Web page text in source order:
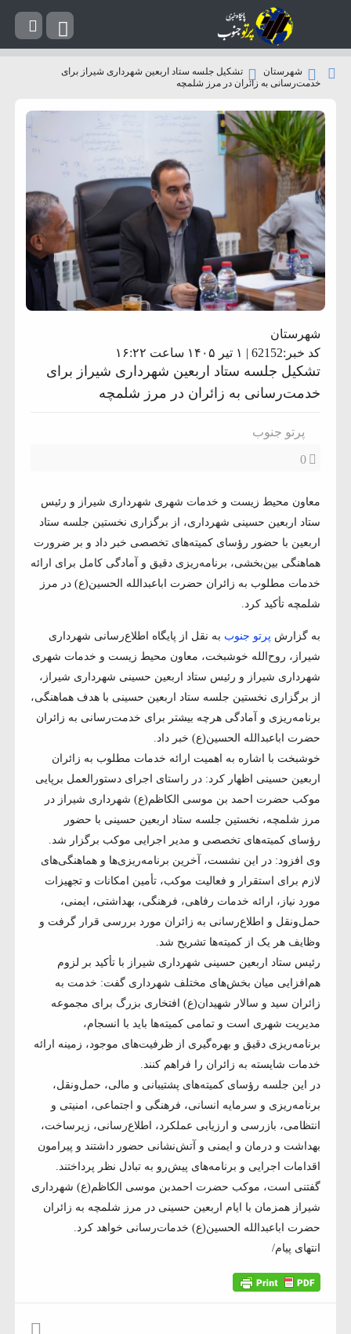
شهرستان
تشکیل جلسه ستاد اربعین شهرداری شیراز برای
خدمت‌رسانی به زائران در مرز شلمچه
شهرستان
کد خبر:62152 | ۱ تیر ۱۴۰۵ ساعت ۱۶:۲۲
تشکیل جلسه ستاد اربعین شهرداری شیراز برای
خدمت‌رسانی به زائران در مرز شلمچه
پرتو جنوب
0
معاون محیط زیست و خدمات شهری شهرداری شیراز و رئیس
ستاد اربعین حسینی شهرداری، از برگزاری نخستین جلسه ستاد
اربعین با حضور رؤسای کمیته‌های تخصصی خبر داد و بر ضرورت
هماهنگی بین‌بخشی، برنامه‌ریزی دقیق و آمادگی کامل برای ارائه
خدمات مطلوب به زائران حضرت اباعبدالله الحسین(ع) در مرز
شلمچه تأکید کرد.
به گزارش پرتو جنوب به نقل از پایگاه اطلاع‌رسانی شهرداری
شیراز، روح‌الله خوشبخت، معاون محیط زیست و خدمات شهری
شهرداری شیراز و رئیس ستاد اربعین حسینی شهرداری شیراز،
از برگزاری نخستین جلسه ستاد اربعین حسینی با هدف هماهنگی،
برنامه‌ریزی و آمادگی هرچه بیشتر برای خدمت‌رسانی به زائران
حضرت اباعبدالله الحسین(ع) خبر داد.
خوشبخت با اشاره به اهمیت ارائه خدمات مطلوب به زائران
اربعین حسینی اظهار کرد: در راستای اجرای دستورالعمل برپایی
موکب حضرت احمد بن موسی الکاظم(ع) شهرداری شیراز در
مرز شلمچه، نخستین جلسه ستاد اربعین حسینی با حضور
رؤسای کمیته‌های تخصصی و مدیر اجرایی موکب برگزار شد.
وی افزود: در این نشست، آخرین برنامه‌ریزی‌ها و هماهنگی‌های
لازم برای استقرار و فعالیت موکب، تأمین امکانات و تجهیزات
مورد نیاز، ارائه خدمات رفاهی، فرهنگی، بهداشتی، ایمنی،
حمل‌ونقل و اطلاع‌رسانی به زائران مورد بررسی قرار گرفت و
وظایف هر یک از کمیته‌ها تشریح شد.
رئیس ستاد اربعین حسینی شهرداری شیراز با تأکید بر لزوم
هم‌افزایی میان بخش‌های مختلف شهرداری گفت: خدمت به
زائران سید و سالار شهیدان(ع) افتخاری بزرگ برای مجموعه
مدیریت شهری است و تمامی کمیته‌ها باید با انسجام،
برنامه‌ریزی دقیق و بهره‌گیری از ظرفیت‌های موجود، زمینه ارائه
خدمات شایسته به زائران را فراهم کنند.
در این جلسه رؤسای کمیته‌های پشتیبانی و مالی، حمل‌ونقل،
برنامه‌ریزی و سرمایه انسانی، فرهنگی و اجتماعی، امنیتی و
انتظامی، بازرسی و ارزیابی عملکرد، اطلاع‌رسانی، زیرساخت،
بهداشت و درمان و ایمنی و آتش‌نشانی حضور داشتند و پیرامون
اقدامات اجرایی و برنامه‌های پیش‌رو به تبادل نظر پرداختند.
گفتنی است، موکب حضرت احمدبن موسی الکاظم(ع) شهرداری
شیراز همزمان با ایام اربعین حسینی در مرز شلمچه به زائران
حضرت اباعبدالله الحسین(ع) خدمات‌رسانی خواهد کرد.
انتهای پیام/